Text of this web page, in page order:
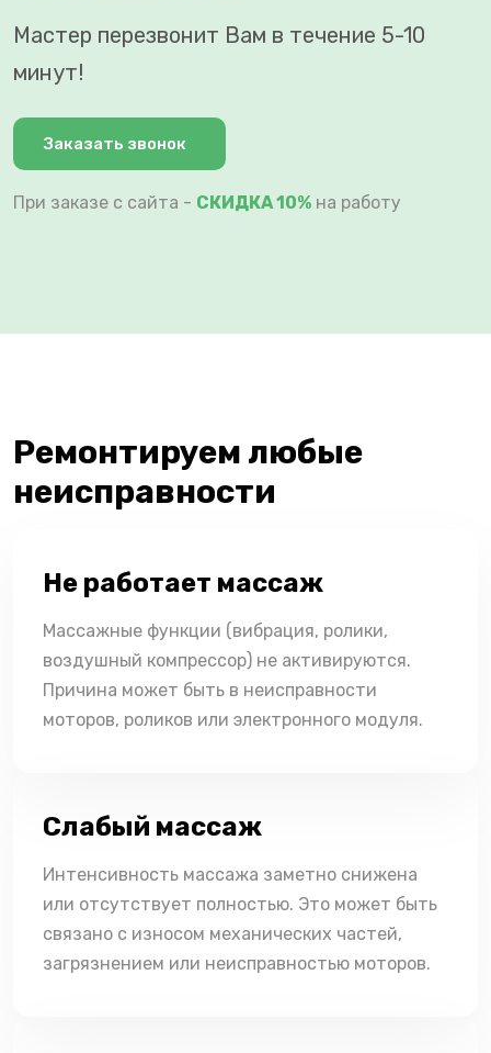
Мастер перезвонит Вам в течение 5-10
минут!
Заказать звонок
При заказе с сайта - СКИДКА 10% на работу
Ремонтируем любые
неисправности
Не работает массаж
Массажные функции (вибрация, ролики,
воздушный компрессор) не активируются.
Причина может быть в неисправности
моторов, роликов или электронного модуля.
Слабый массаж
Интенсивность массажа заметно снижена
или отсутствует полностью. Это может быть
связано с износом механических частей,
загрязнением или неисправностью моторов.